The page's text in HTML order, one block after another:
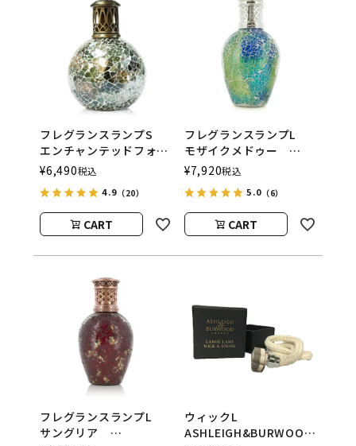
フレグランスランプS
エンチャンテッドフォレ
スト
ASHLEIGH&BURWOOD
（アシュレイアンドバー
ウッド）
¥6,490税込
4.9 （20）
CART
フレグランスランプL
モザイクメドゥー
ASHLEIGH&BURWOOD
（アシュレイアンドバー
ウッド）
¥7,920税込
5.0（6）
CART
フレグランスランプL
サングリア
ウィックL
ASHLEIGH&BURWOOD